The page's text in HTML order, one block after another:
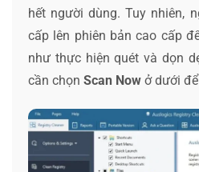
hết người dùng. Tuy nhiên,
cấp lên phiên bản cao cấp
như thực hiện quét và dọn
cần chọn Scan Now ở dưới